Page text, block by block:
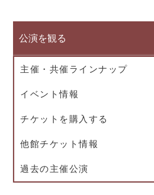
公演を観る
主催・共催ラインナップ
イベント情報
チケットを購入する
他館チケット情報
過去の主催公演